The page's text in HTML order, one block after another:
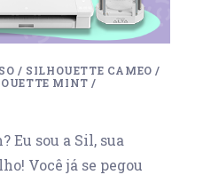
/ SILHOUETTE CAMEO /
MINT /
Eu sou a Sil, sua
Você já se pegou